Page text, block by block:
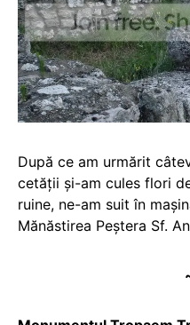
După ce am urmărit
cetăţii şi-am cules flori
ruine, ne-am suit în
Mănăstirea Peştera Sf.